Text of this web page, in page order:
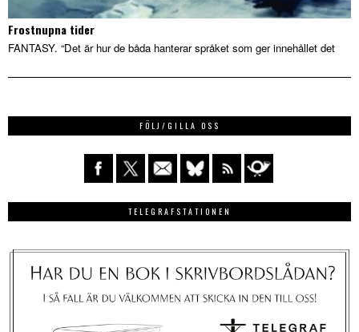
Frostnupna tider
FANTASY. “Det är hur de båda hanterar språket som ger innehållet det
FÖLJ/GILLA OSS
TELEGRAFSTATIONEN